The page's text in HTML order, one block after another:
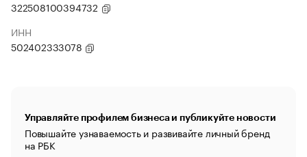
322508100394732
ИНН
502402333078
Управляйте профилем бизнеса и публикуйте новости
Повышайте узнаваемость и развивайте личный бренд
на РБК